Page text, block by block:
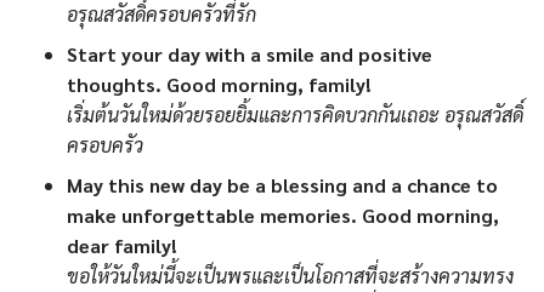
อรุณสวัสดิ์ครอบครัวที่รัก
Start your day with a smile and positive
thoughts. Good morning, family!
เริ่มต้นวันใหม่ด้วยรอยยิ้มและการคิดบวกกันเถอะ อรุณสวัสดิ์
ครอบครัว
May this new day be a blessing and a chance to
make unforgettable memories. Good morning,
dear family!
ขอให้วันใหม่นี้จะเป็นพรและเป็นโอกาสที่จะสร้างความทรง